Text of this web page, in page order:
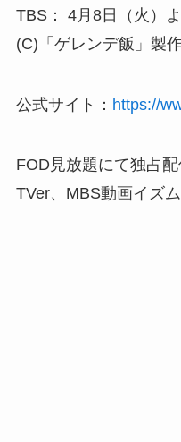
TBS： 4月8日（火）
(C)「ゲレンデ飯」製
公式サイト： https://
FOD見放題にて独占
TVer、MBS動画イズ